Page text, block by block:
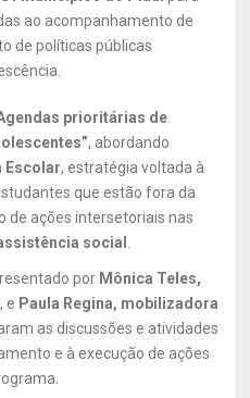
ao acompanhamento de
de políticas públicas
prioritárias de
, abordando
Escolar, estratégia voltada à
que estão fora da
de ações intersetoriais nas
social
por Mônica Teles,
, e Paula Regina, mobilizadora
as discussões e atividades
e à execução de ações